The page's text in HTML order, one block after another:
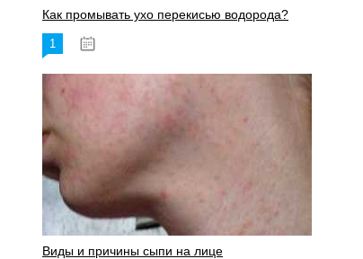
Как промывать ухо перекисью водорода?
1
Виды и причины сыпи на лице